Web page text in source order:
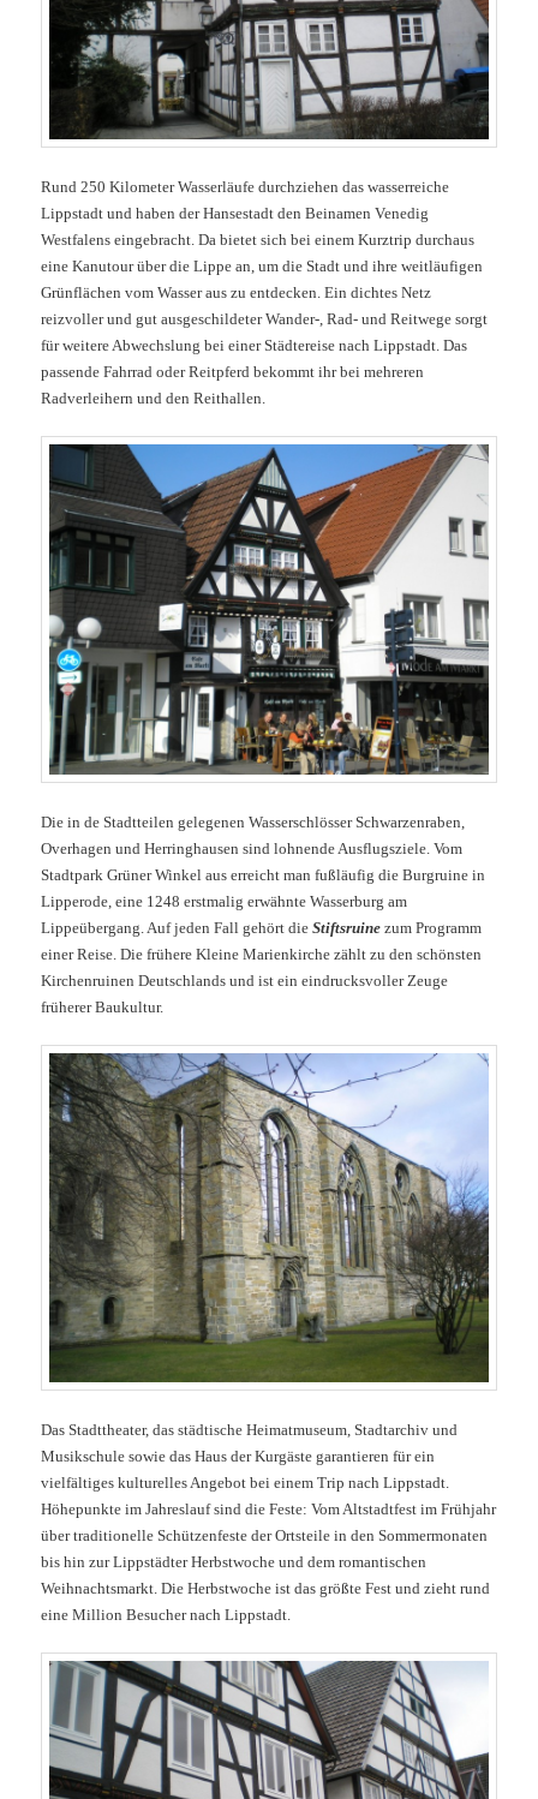
Rund 250 Kilometer Wasserläufe durchziehen das wasserreiche
Lippstadt und haben der Hansestadt den Beinamen Venedig
Westfalens eingebracht. Da bietet sich bei einem Kurztrip durchaus
eine Kanutour über die Lippe an, um die Stadt und ihre weitläufigen
Grünflächen vom Wasser aus zu entdecken. Ein dichtes Netz
reizvoller und gut ausgeschildeter Wander-, Rad- und Reitwege sorgt
für weitere Abwechslung bei einer Städtereise nach Lippstadt. Das
passende Fahrrad oder Reitpferd bekommt ihr bei mehreren
Radverleihern und den Reithallen.
Die in de Stadtteilen gelegenen Wasserschlösser Schwarzenraben,
Overhagen und Herringhausen sind lohnende Ausflugsziele. Vom
Stadtpark Grüner Winkel aus erreicht man fußläufig die Burgruine in
Lipperode, eine 1248 erstmalig erwähnte Wasserburg am
Lippeübergang. Auf jeden Fall gehört dieStiftsruine zum Programm
einer Reise. Die frühere Kleine Marienkirche zählt zu den schönsten
Kirchenruinen Deutschlands und ist ein eindrucksvoller Zeuge
früherer Baukultur.
Das Stadttheater, das städtische Heimatmuseum, Stadtarchiv und
Musikschule sowie das Haus der Kurgäste garantieren für ein
vielfältiges kulturelles Angebot bei einem Trip nach Lippstadt.
Höhepunkte im Jahreslauf sind die Feste: Vom Altstadtfest im Frühjahr
über traditionelle Schützenfeste der Ortsteile in den Sommermonaten
bis hin zur Lippstädter Herbstwoche und dem romantischen
Weihnachtsmarkt. Die Herbstwoche ist das größte Fest und zieht rund
eine Million Besucher nach Lippstadt.